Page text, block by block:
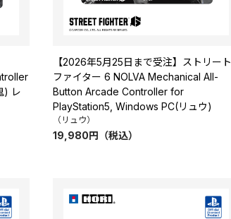
) レ
【2026年5月25日まで受注】ストリート
ファイター 6 NOLVA Mechanical All-
Button Arcade Controller for
PlayStation5, Windows PC(リュウ)
（リュウ）
19,980円 （税込）